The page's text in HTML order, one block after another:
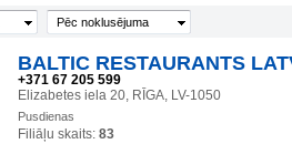
Pēc noklusējuma
BALTIC RESTAURANTS
+371 67 205 599
Elizabetes iela 20, RĪGA, LV-1050
Pusdienas
Filiāļu skaits: 83